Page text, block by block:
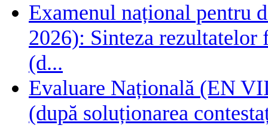
Examenul național pentru
2026): Sinteza rezultatelor
(d...
Evaluare Națională (EN
(după soluționarea